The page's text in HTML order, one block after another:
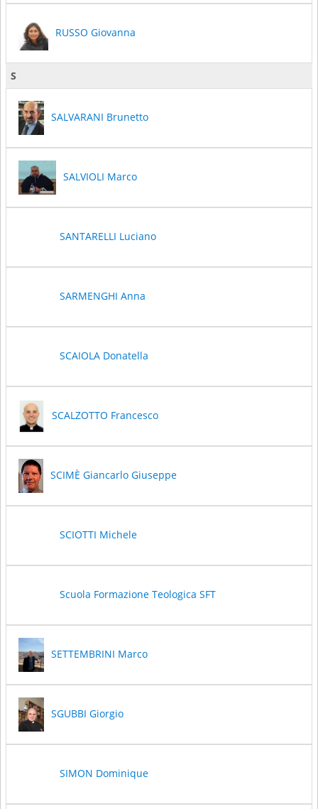
RUSSO Giovanna
S
SALVARANI Brunetto
SALVIOLI Marco
SANTARELLI Luciano
SARMENGHI Anna
SCAIOLA Donatella
SCALZOTTO Francesco
SCIMÈ Giancarlo Giuseppe
SCIOTTI Michele
Scuola Formazione Teologica SFT
SETTEMBRINI Marco
SGUBBI Giorgio
SIMON Dominique